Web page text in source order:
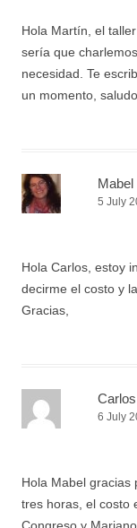
Hola Martín, el
sería que
necesidad. Te
un momento,
Mabel
5 July
Hola Carlos, estoy
decirme el costo y
Gracias,
6 July
Hola Mabel gracias
tres horas, el costo